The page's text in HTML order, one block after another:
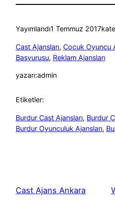
Yayımlandı1 Temmuz 2017
Cast Ajansları, Çocuk Oyuncu
Başvurusu, Reklam Ajansları
yazarı:admin
Etiketler:
Burdur Cast Ajansları, Burdur
Burdur Oyunculuk Ajansları,
Cast Ajans Ankara